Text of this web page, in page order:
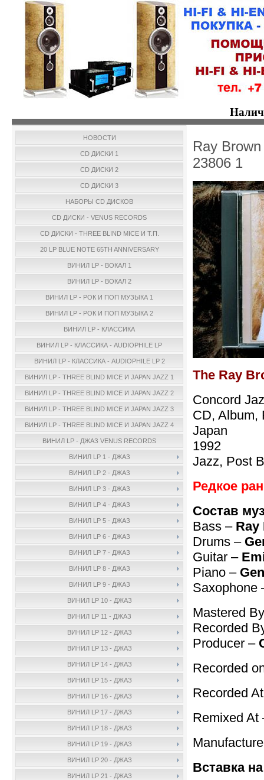
НОВОСТИ
CD ДИСКИ 1
CD ДИСКИ 2
CD ДИСКИ 3
НАБОРЫ CD ДИСКОВ
CD ДИСКИ - VENUS RECORDS
CD ДИСКИ - THREE BLIND MICE И Т.П.
20 LP BLUE NOTE 65TH ANNIVERSARY
ВИНИЛ LP - ВОКАЛ 1
ВИНИЛ LP - ВОКАЛ 2
ВИНИЛ LP - РОК И ПОП МУЗЫКА 1
ВИНИЛ LP - РОК И ПОП МУЗЫКА 2
ВИНИЛ LP - КЛАССИКА
ВИНИЛ LP - КЛАССИКА - AUDIOPHILE LP
ВИНИЛ LP - КЛАССИКА - AUDIOPHILE LP 2
ВИНИЛ LP - THREE BLIND MICE И JAPAN JAZZ 1
ВИНИЛ LP - THREE BLIND MICE И JAPAN JAZZ 2
ВИНИЛ LP - THREE BLIND MICE И JAPAN JAZZ 3
ВИНИЛ LP - THREE BLIND MICE И JAPAN JAZZ 4
ВИНИЛ LP - ДЖАЗ VENUS RECORDS
ВИНИЛ LP 1 - ДЖАЗ
ВИНИЛ LP 2 - ДЖАЗ
ВИНИЛ LP 3 - ДЖАЗ
ВИНИЛ LP 4 - ДЖАЗ
ВИНИЛ LP 5 - ДЖАЗ
ВИНИЛ LP 6 - ДЖАЗ
ВИНИЛ LP 7 - ДЖАЗ
ВИНИЛ LP 8 - ДЖАЗ
ВИНИЛ LP 9 - ДЖАЗ
ВИНИЛ LP 10 - ДЖАЗ
ВИНИЛ LP 11 - ДЖАЗ
ВИНИЛ LP 12 - ДЖАЗ
ВИНИЛ LP 13 - ДЖАЗ
ВИНИЛ LP 14 - ДЖАЗ
ВИНИЛ LP 15 - ДЖАЗ
ВИНИЛ LP 16 - ДЖАЗ
ВИНИЛ LP 17 - ДЖАЗ
ВИНИЛ LP 18 - ДЖАЗ
ВИНИЛ LP 19 - ДЖАЗ
ВИНИЛ LP 20 - ДЖАЗ
ВИНИЛ LP 21 - ДЖАЗ
Ray
23806 1
The Ray
Concord
CD, Album,
Japan
1992
Jazz, Post
Редкое
Состав
Bass – Ray
Drums –
Guitar –
Piano –
Saxophone
Mastered
Recorded
Producer –
Recorded
Recorded
Remixed
Вставка